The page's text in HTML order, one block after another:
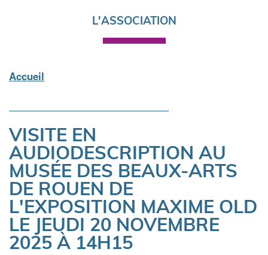
L'ASSOCIATION
Accueil
VISITE EN
AUDIODESCRIPTION AU
MUSÉE DES BEAUX-ARTS
DE ROUEN DE
L'EXPOSITION MAXIME OLD
LE JEUDI 20 NOVEMBRE
2025 À 14H15